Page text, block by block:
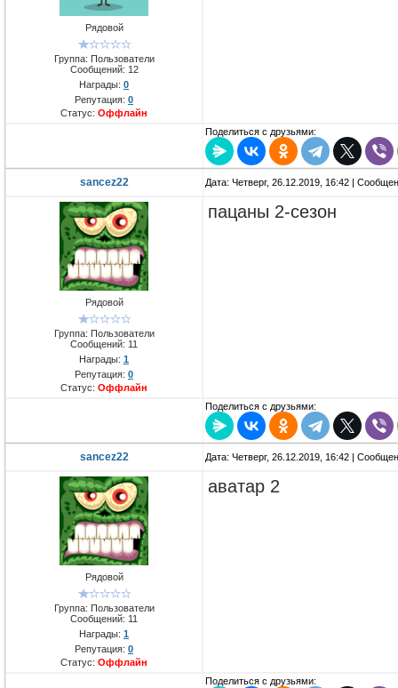
Рядовой
Группа: Пользователи
Сообщений: 12
Награды: 0
Репутация: 0
Статус: Оффлайн
Поделиться с друзьями:
sancez22 Дата: Четверг, 26.12.2019, 16:42 |
Рядовой
Группа: Пользователи
Сообщений: 11
Награды: 1
Репутация: 0
Статус: Оффлайн
пацаны 2-сезон
Поделиться с друзьями:
sancez22 Дата: Четверг, 26.12.2019, 16:42 |
Рядовой
Группа: Пользователи
Сообщений: 11
Награды: 1
Репутация: 0
Статус: Оффлайн
аватар 2
Поделиться с друзьями: